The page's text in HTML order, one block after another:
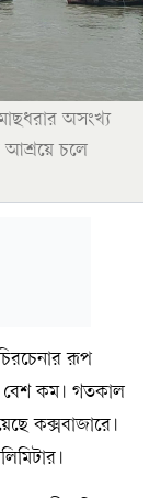
অসংখ্য
আশ্রয়ে চলে
রূপ
বেশ কম। গতকাল
কক্সবাজারে।